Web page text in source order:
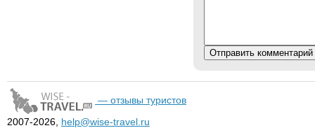
— отзывы туристов
2007-2026, help@wise-travel.ru